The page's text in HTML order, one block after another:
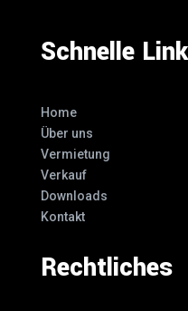
Schnelle
Home
Über uns
Vermietung
Verkauf
Downloads
Kontakt
Rechtliches